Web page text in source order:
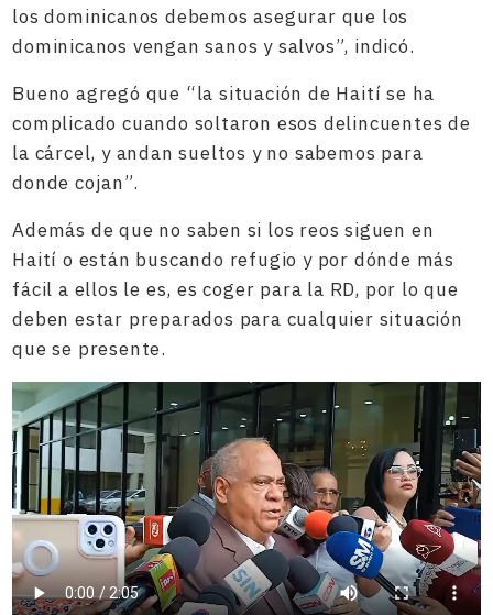
los dominicanos debemos asegurar que los
dominicanos vengan sanos y salvos”, indicó.
Bueno agregó que “la situación de Haití se ha
complicado cuando soltaron esos delincuentes de
la cárcel, y andan sueltos y no sabemos para
donde cojan”.
Además de que no saben si los reos siguen en
Haití o están buscando refugio y por dónde más
fácil a ellos le es, es coger para la RD, por lo que
deben estar preparados para cualquier situación
que se presente.